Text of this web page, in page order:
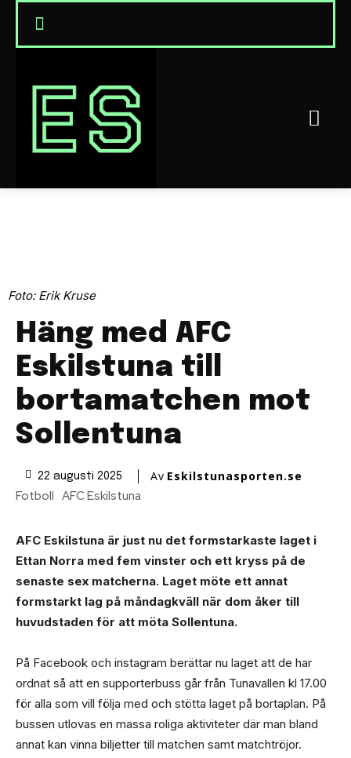
Foto: Erik Kruse
Häng med AFC
Eskilstuna till
bortamatchen mot
Sollentuna
22 augusti 2025 Av Eskilstunasporten.se
Fotboll AFC Eskilstuna
AFC Eskilstuna är just nu det formstarkaste laget i
Ettan Norra med fem vinster och ett kryss på de
senaste sex matcherna. Laget möte ett annat
formstarkt lag på måndagkväll när dom åker till
huvudstaden för att möta Sollentuna.
På Facebook och instagram berättar nu laget att de har
ordnat så att en supporterbuss går från Tunavallen kl 17.00
för alla som vill följa med och stötta laget på bortaplan. På
bussen utlovas en massa roliga aktiviteter där man bland
annat kan vinna biljetter till matchen samt matchtröjor.